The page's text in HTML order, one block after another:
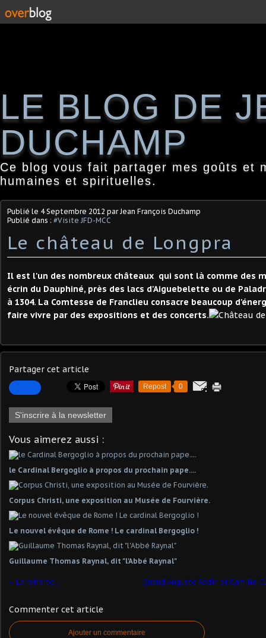
LE BLOG DE
DUCHAMP
Ce blog vous fait partager mes goûts et
humaines et spirituelles.
Publié le 4 Septembre 2012 par Jean François Duchamp
Publié dans : #Visite JFD-MCC
Le château de Longpra
Il est l'un des nombreux châteaux qui sont là comme des
écrin du Dauphiné, près des lacs d'Aiguebelette ou de
à 1304. La Comtesse de Franclieu consacre beaucoup
faire vivre par des expositions et des concerts.
Partager cet article
Repost 0
S'inscrire à la newsletter
Vous aimerez aussi :
le Cardinal Bergoglio à propos du prochain pape....
Corpus Christi, une exposition au Musée de Fourvière.
Le nouvel évêque de Rome ! Le cardinal Bergoglio !
Guillaume Thomas Raynal, dit "l'Abbé Raynal"
La retraite... Quand Auguste Rodin et Camille
Commenter cet article
Ajouter un commentaire